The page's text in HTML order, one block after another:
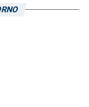
ad allenarsi